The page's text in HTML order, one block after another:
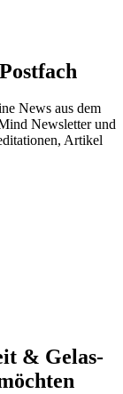
News aus dem
News­let­ter und
Artikel
& Gelas­